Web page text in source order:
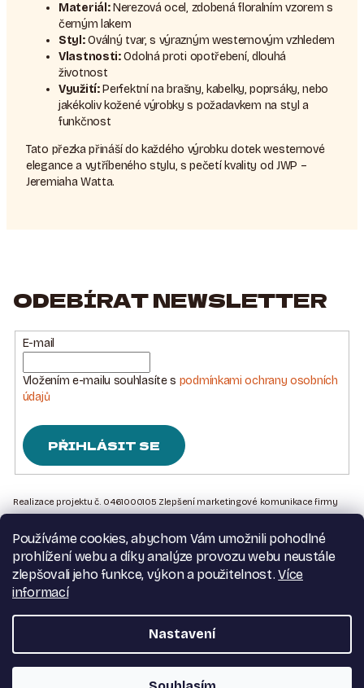
Používáme cookies, abychom Vám umožnili pohodlné
prohlížení webu a díky analýze provozu webu neustále
zlepšovali jeho funkce, výkon a použitelnost.Více
informací
Nastavení
Materiál:Nerezová ocel, zdobená floralním vzorem s
černým lakem
Styl:Oválný tvar, s výrazným westernovým vzhledem
Vlastnosti:Odolná proti opotřebení, dlouhá
životnost
Využití:Perfektní na brašny, kabelky, poprsáky, nebo
jakékoliv kožené výrobky s požadavkem na styl a
funkčnost
Tato přezka přináší do každého výrobku dotek westernové
elegance a vytříbeného stylu, s pečetí kvality od JWP –
Jeremiaha Watta.
ODEBÍRAT NEWSLETTER
E-mail
Vložením e-mailu souhlasíte s podmínkami ochrany osobních
údajů
PŘIHLÁSIT SE
Á
P
A
T
Realizace projektu č. 0461000105 Zlepšení marketingové komunikace firmy
Kontakt na nás
Obchodní podmínky
Podmínky ochrany osobních údajů
Moje objednávka